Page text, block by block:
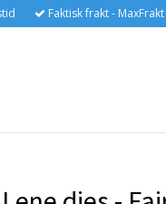
Faktisk frakt -